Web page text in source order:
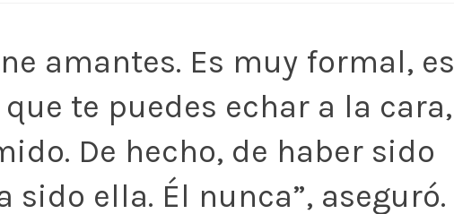
amantes. Es muy formal, es
te puedes echar a la cara,
De hecho, de haber sido
sido ella. Él nunca”, aseguró.